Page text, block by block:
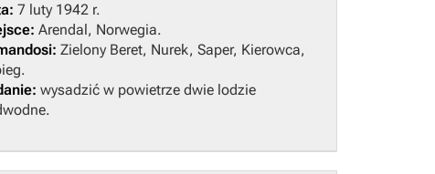
7 luty 1942 r.
Arendal, Norwegia.
Zielony Beret, Nurek, Saper, Kierowca,
wysadzić w powietrze dwie lodzie